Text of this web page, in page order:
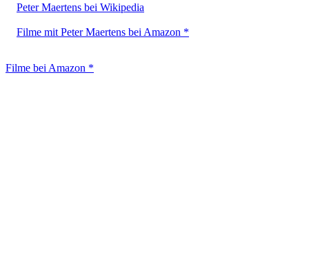
Peter Maertens bei Wikipedia
Filme mit Peter Maertens bei Amazon *
Filme bei Amazon *